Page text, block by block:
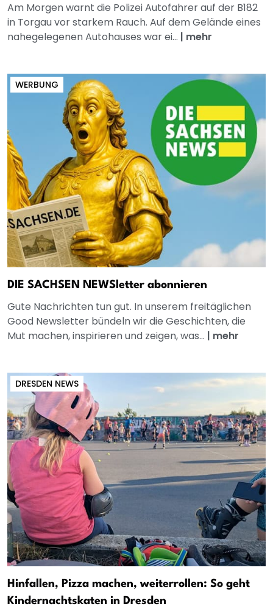
Am Morgen warnt die Polizei Autofahrer auf der B182
in Torgau vor starkem Rauch. Auf dem Gelände eines
nahegelegenen Autohauses war ei... | mehr
WERBUNG
DIE SACHSEN NEWSletter abonnieren
Gute Nachrichten tun gut. In unserem freitäglichen
Good Newsletter bündeln wir die Geschichten, die
Mut machen, inspirieren und zeigen, was... | mehr
DRESDEN NEWS
Hinfallen, Pizza machen, weiterrollen: So geht
Kindernachtskaten in Dresden